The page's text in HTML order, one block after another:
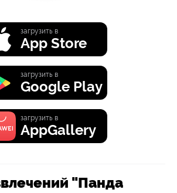
загрузить в
App Store
загрузить в
Google Play
загрузить в
AppGallery
"Панда